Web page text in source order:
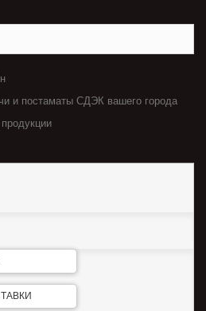
и постаматы СДЭК вашего города